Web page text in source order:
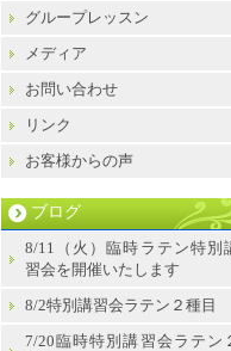
グループレッスン
メディア
お問い合わせ
リンク
お客様からの声
ブログ
8/11（火）臨時ラテン特別
習会を開催いたします
8/2特別講習会ラテン２種目
7/20臨時特別講習会ラテン